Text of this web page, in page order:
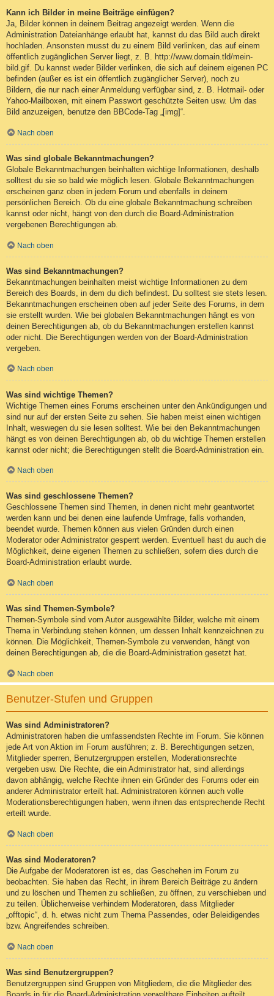
Kann ich Bilder in meine Beiträge einfügen?
Ja, Bilder können in deinem Beitrag angezeigt werden. Wenn die
Administration Dateianhänge erlaubt hat, kannst du das Bild auch direkt
hochladen. Ansonsten musst du zu einem Bild verlinken, das auf einem
öffentlich zugänglichen Server liegt, z. B. http://www.domain.tld/mein-
bild.gif. Du kannst weder Bilder verlinken, die sich auf deinem eigenen PC
befinden (außer es ist ein öffentlich zugänglicher Server), noch zu
Bildern, die nur nach einer Anmeldung verfügbar sind, z. B. Hotmail- oder
Yahoo-Mailboxen, mit einem Passwort geschützte Seiten usw. Um das
Bild anzuzeigen, benutze den BBCode-Tag „[img]“.
Nach oben
Was sind globale Bekanntmachungen?
Globale Bekanntmachungen beinhalten wichtige Informationen, deshalb
solltest du sie so bald wie möglich lesen. Globale Bekanntmachungen
erscheinen ganz oben in jedem Forum und ebenfalls in deinem
persönlichen Bereich. Ob du eine globale Bekanntmachung schreiben
kannst oder nicht, hängt von den durch die Board-Administration
vergebenen Berechtigungen ab.
Nach oben
Was sind Bekanntmachungen?
Bekanntmachungen beinhalten meist wichtige Informationen zu dem
Bereich des Boards, in dem du dich befindest. Du solltest sie stets lesen.
Bekanntmachungen erscheinen oben auf jeder Seite des Forums, in dem
sie erstellt wurden. Wie bei globalen Bekanntmachungen hängt es von
deinen Berechtigungen ab, ob du Bekanntmachungen erstellen kannst
oder nicht. Die Berechtigungen werden von der Board-Administration
vergeben.
Nach oben
Was sind wichtige Themen?
Wichtige Themen eines Forums erscheinen unter den Ankündigungen und
sind nur auf der ersten Seite zu sehen. Sie haben meist einen wichtigen
Inhalt, weswegen du sie lesen solltest. Wie bei den Bekanntmachungen
hängt es von deinen Berechtigungen ab, ob du wichtige Themen erstellen
kannst oder nicht; die Berechtigungen stellt die Board-Administration ein.
Nach oben
Was sind geschlossene Themen?
Geschlossene Themen sind Themen, in denen nicht mehr geantwortet
werden kann und bei denen eine laufende Umfrage, falls vorhanden,
beendet wurde. Themen können aus vielen Gründen durch einen
Moderator oder Administrator gesperrt werden. Eventuell hast du auch die
Möglichkeit, deine eigenen Themen zu schließen, sofern dies durch die
Board-Administration erlaubt wurde.
Nach oben
Was sind Themen-Symbole?
Themen-Symbole sind vom Autor ausgewählte Bilder, welche mit einem
Thema in Verbindung stehen können, um dessen Inhalt kennzeichnen zu
können. Die Möglichkeit, Themen-Symbole zu verwenden, hängt von
deinen Berechtigungen ab, die die Board-Administration gesetzt hat.
Nach oben
Benutzer-Stufen und Gruppen
Was sind Administratoren?
Administratoren haben die umfassendsten Rechte im Forum. Sie können
jede Art von Aktion im Forum ausführen; z. B. Berechtigungen setzen,
Mitglieder sperren, Benutzergruppen erstellen, Moderationsrechte
vergeben usw. Die Rechte, die ein Administrator hat, sind allerdings
davon abhängig, welche Rechte ihnen ein Gründer des Forums oder ein
anderer Administrator erteilt hat. Administratoren können auch volle
Moderationsberechtigungen haben, wenn ihnen das entsprechende Recht
erteilt wurde.
Nach oben
Was sind Moderatoren?
Die Aufgabe der Moderatoren ist es, das Geschehen im Forum zu
beobachten. Sie haben das Recht, in ihrem Bereich Beiträge zu ändern
und zu löschen und Themen zu schließen, zu öffnen, zu verschieben und
zu teilen. Üblicherweise verhindern Moderatoren, dass Mitglieder
„offtopic“, d. h. etwas nicht zum Thema Passendes, oder Beleidigendes
bzw. Angreifendes schreiben.
Nach oben
Was sind Benutzergruppen?
Benutzergruppen sind Gruppen von Mitgliedern, die die Mitglieder des